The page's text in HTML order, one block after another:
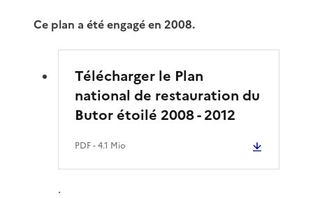
Ce plan a été engagé en 2008.
Télécharger le Plan
national de restauration du
Butor étoilé 2008 - 2012
PDF- 4.1 Mio
.